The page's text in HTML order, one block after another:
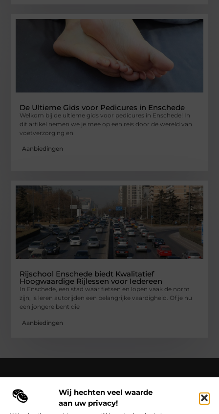
Wij hechten veel waarde
aan uw privacy!
De Ultieme Gids voor Pedicures in Enschede
Welkom bij de ultieme gids voor pedicures in Enschede! In
dit artikel nemen we je mee op een reis door de wereld van
voetverzorging en
Aanbiedingen
Rijschool Enschede biedt Kwalitatief
Hoogwaardige Rijlessen voor Iedereen
In Enschede, een stad waar fietsen en lopen vaak de norm
zijn, is leren autorijden een belangrijke vaardigheid. Of je nu
een jongere bent die
Aanbiedingen
Over Cloaca de Film
Cloacadefilm.nl – Een wereld van inspiratie, vastgelegd in
woorden en beelden.
Verken onze blogs en artikelen die het